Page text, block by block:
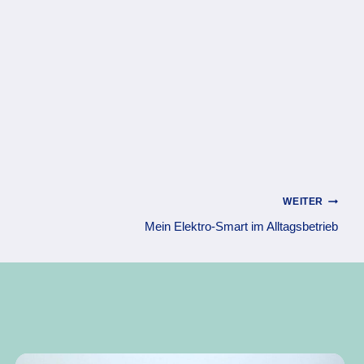
WEITER
Mein Elektro-Smart im Alltagsbetrieb